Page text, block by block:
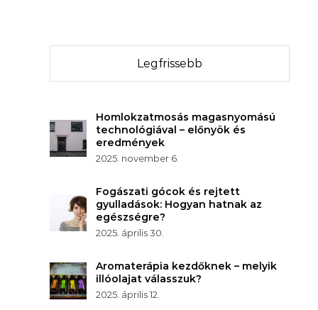
Legfrissebb
Homlokzatmosás magasnyomású
technológiával – előnyök és
eredmények
2025. november 6.
Fogászati gócok és rejtett
gyulladások: Hogyan hatnak az
egészségre?
2025. április 30.
Aromaterápia kezdőknek – melyik
illóolajat válasszuk?
2025. április 12.